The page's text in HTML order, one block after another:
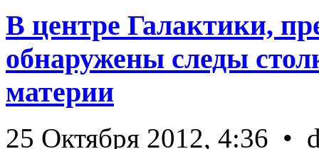
В центре Галактики,
обнаружены следы
материи
25 Октября 2012, 4:36 •